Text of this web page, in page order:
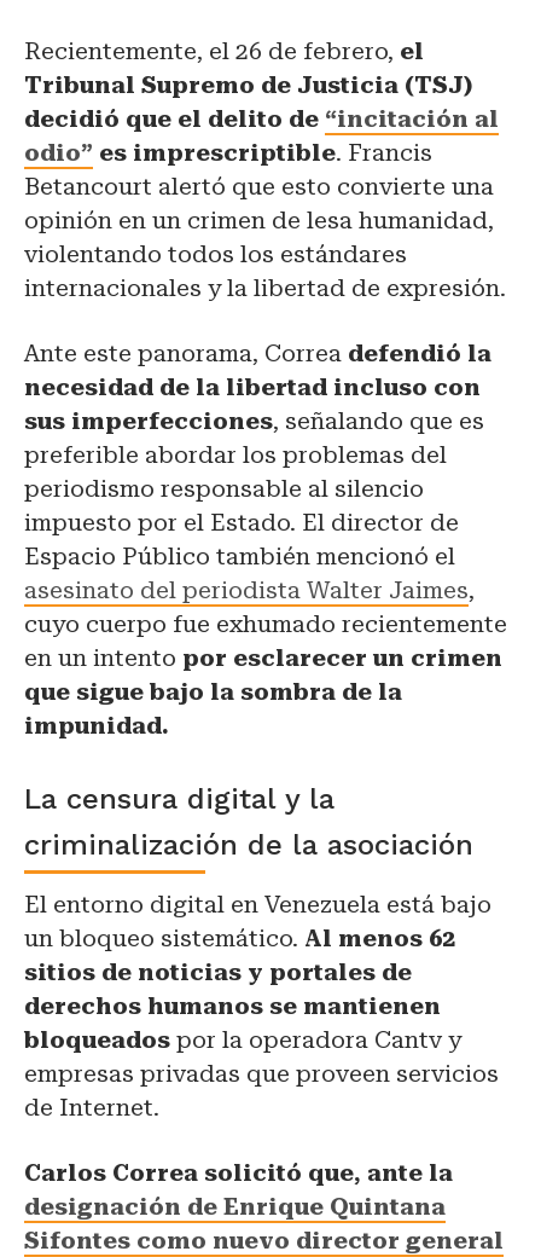
Recientemente, el 26 de febrero, el
Tribunal Supremo de Justicia (TSJ)
decidió que el delito de “incitación al
odio” es imprescriptible. Francis
Betancourt alertó que esto convierte una
opinión en un crimen de lesa humanidad,
violentando todos los estándares
internacionales y la libertad de expresión.
Ante este panorama, Correa defendió la
necesidad de la libertad incluso con
sus imperfecciones, señalando que es
preferible abordar los problemas del
periodismo responsable al silencio
impuesto por el Estado. El director de
Espacio Público también mencionó el
asesinato del periodista Walter Jaimes,
cuyo cuerpo fue exhumado recientemente
en un intento por esclarecer un crimen
que sigue bajo la sombra de la
impunidad.
La censura digital y la
criminalización de la asociación
El entorno digital en Venezuela está bajo
un bloqueo sistemático. Al menos 62
sitios de noticias y portales de
derechos humanos se mantienen
bloqueados por la operadora Cantv y
empresas privadas que proveen servicios
de Internet.
Carlos Correa solicitó que, ante la
designación de Enrique Quintana
Sifontes como nuevo director general